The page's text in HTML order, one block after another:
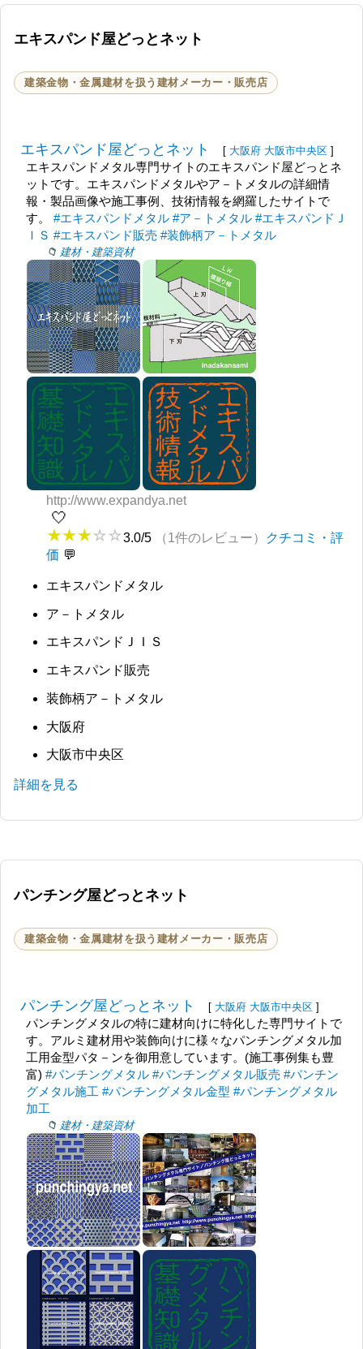
エキスパンド屋どっとネット
建築金物・金属建材を扱う建材メーカー・販売店
エキスパンド屋どっとネット [ 大阪府 大阪市中央区 ]
エキスパンドメタル専門サイトのエキスパンド屋どっとネ
ットです。エキスパンドメタルやア－トメタルの詳細情
報・製品画像や施工事例、技術情報を網羅したサイトで
す。#エキスパンドメタル #ア－トメタル #エキスパンドＪ
ＩＳ #エキスパンド販売 #装飾柄ア－トメタル
建材・建築資材
http://www.expandya.net
🤍
3.0/5 （1件のレビュー）
クチコミ・評
価
エキスパンドメタル
ア－トメタル
エキスパンドＪＩＳ
エキスパンド販売
装飾柄ア－トメタル
大阪府
大阪市中央区
詳細を見る
パンチング屋どっとネット
建築金物・金属建材を扱う建材メーカー・販売店
パンチング屋どっとネット [ 大阪府 大阪市中央区 ]
パンチングメタルの特に建材向けに特化した専門サイトで
す。アルミ建材用や装飾向けに様々なパンチングメタル加
工用金型パタ－ンを御用意しています。(施工事例集も豊
富)#パンチングメタル #パンチングメタル販売 #パンチン
グメタル施工 #パンチングメタル金型 #パンチングメタル
加工
建材・建築資材